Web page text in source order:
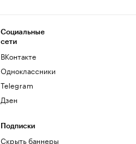
Социальные
сети
ВКонтакте
Одноклассники
Telegram
Дзен
Подписки
Скрыть баннеры